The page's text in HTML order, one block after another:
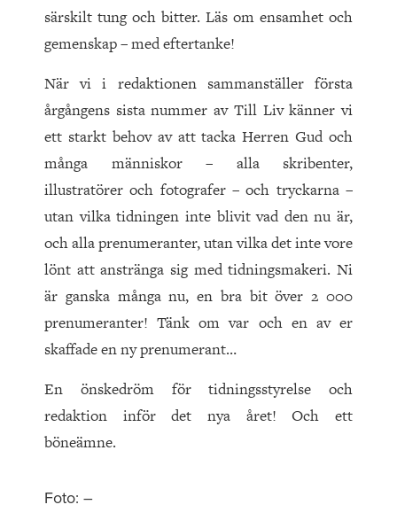
särskilt tung och bitter. Läs om ensamhet och
gemenskap – med eftertanke!
När vi i redaktionen sammanställer första
årgångens sista nummer av Till Liv känner vi
ett starkt behov av att tacka Herren Gud och
många människor – alla skribenter,
illustratörer och fotografer – och tryckarna –
utan vilka tidningen inte blivit vad den nu är,
och alla prenumeranter, utan vilka det inte vore
lönt att anstränga sig med tidningsmakeri. Ni
är ganska många nu, en bra bit över 2 000
prenumeranter! Tänk om var och en av er
skaffade en ny prenumerant…
En önskedröm för tidningsstyrelse och
redaktion inför det nya året! Och ett
böneämne.
Foto: –